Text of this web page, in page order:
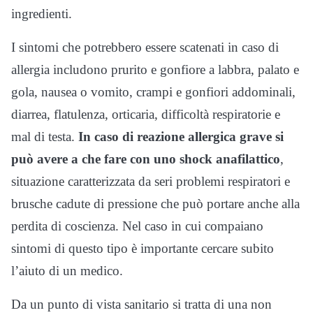
ingredienti.
I sintomi che potrebbero essere scatenati in caso di
allergia includono prurito e gonfiore a labbra, palato e
gola, nausea o vomito, crampi e gonfiori addominali,
diarrea, flatulenza, orticaria, difficoltà respiratorie e
mal di testa. In caso di reazione allergica grave si
può avere a che fare con uno shock anafilattico,
situazione caratterizzata da seri problemi respiratori e
brusche cadute di pressione che può portare anche alla
perdita di coscienza. Nel caso in cui compaiano
sintomi di questo tipo è importante cercare subito
l’aiuto di un medico.
Da un punto di vista sanitario si tratta di una non